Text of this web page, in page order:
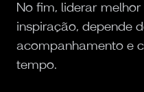
No fim, liderar
inspiração, depende
acompanhamento e
tempo.